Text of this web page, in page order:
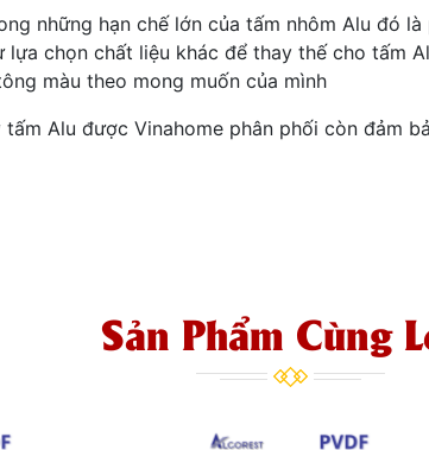
những hạn chế lớn của tấm nhôm Alu đó
chọn chất liệu khác để thay thế cho tấm
màu theo mong muốn của mình
Alu được Vinahome phân phối còn đảm
Sản Phẩm Cùng